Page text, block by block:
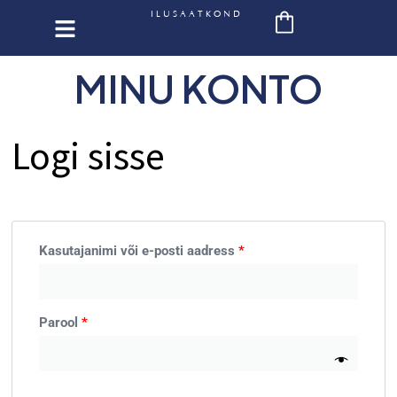
content
ILUSAATKOND
MINU KONTO
Logi sisse
Kasutajanimi või e-posti aadress*
Parool*